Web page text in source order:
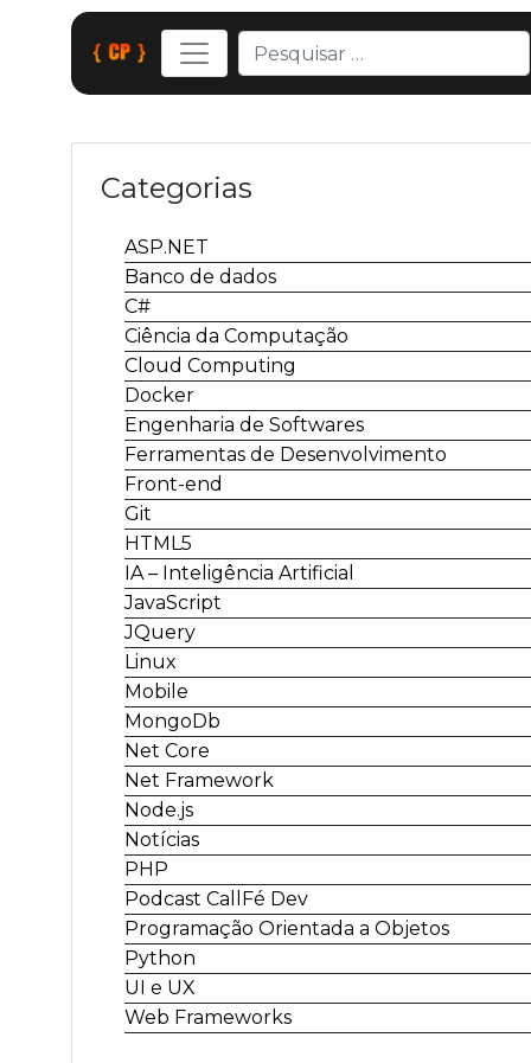
Categorias
ASP.NET
Banco de dados
C#
Ciência da Computação
Cloud Computing
Docker
Engenharia de Softwares
Ferramentas de Desenvolvimento
Front-end
Git
HTML5
IA – Inteligência Artificial
JavaScript
JQuery
Linux
Mobile
MongoDb
Net Core
Net Framework
Node.js
Notícias
PHP
Podcast CallFé Dev
Programação Orientada a Objetos
Python
UI e UX
Web Frameworks